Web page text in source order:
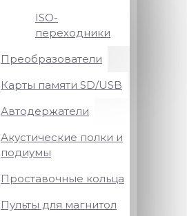
ISO-
переходники
Преобразователи
Карты памяти SD/USB
Автодержатели
Акустические полки и
подиумы
Проставочные кольца
Пульты для магнитол